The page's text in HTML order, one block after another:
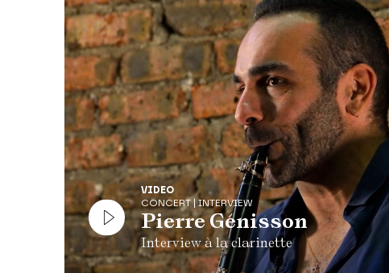
le Trio K. 492 dit « Des quilles », le Quintette K. 581 et le
partition instrumentale achevée. Non content de
Pierre Genisson, l’un des meilleurs représentants de
accompagné du non moins talentueux chef et
son orchestre Consuelo, nous offrent trois
plus célèbres airs d’opéras du musicien.
Coréalisation Céleste Productions – Les Grands
VIDEO
CONCERT | INTERVIEW
Pierre Génisson
Interview à la clarinette
Diapositive précédente